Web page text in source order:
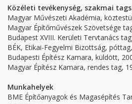
Közéleti tevékenység, szakmai
Magyar Művészeti Akadémia,
Magyar Építőművészek Szövetsége
Budapest XVIII. Kerületi Tervtanács
BÉK, Etikai-Fegyelmi Bizottság,
Budapesti Építész Kamara, küldött,
Magyar Építész Kamara, rendes tag,
Munkahelyek
BME Építőanyagok és Magasépítés